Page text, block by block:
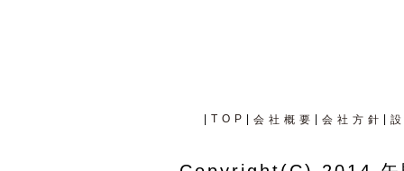
|TOP |会社概要 |会社方針 |